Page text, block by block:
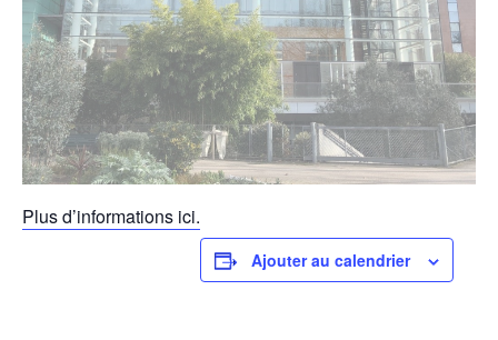
Plus d’informations ici.
Ajouter au calendrier